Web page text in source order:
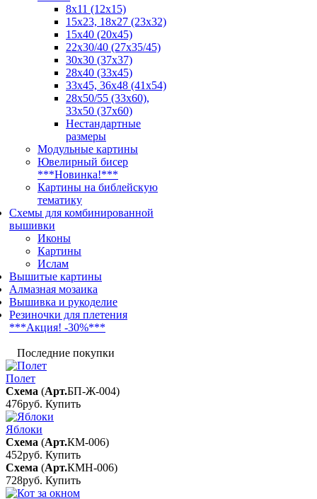
8x11 (12x15)
15x23, 18х27 (23х32)
15x40 (20x45)
22х30/40 (27х35/45)
30x30 (37x37)
28x40 (33x45)
33х45, 36х48 (41х54)
28х50/55 (33х60),
33x50 (37x60)
Нестандартные
размеры
Модульные картины
Ювелирный бисер
***Новинка!***
Картины на библейскую
тематику
Схемы для комбинированной
вышивки
Иконы
Картины
Ислам
Вышитые картины
Алмазная мозаика
Вышивка и рукоделие
Резиночки для плетения
***Акция! -30%***
Последние покупки
Полет
Схема (Арт.БП-Ж-004)
476руб. Купить
Яблоки
Схема (Арт.КМ-006)
452руб. Купить
Схема (Арт.КМН-006)
728руб. Купить